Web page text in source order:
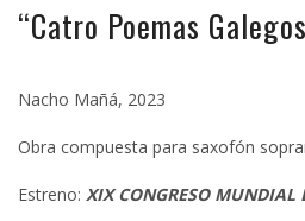
“Catro Poemas
Nacho Mañá, 2023
Obra compuesta para saxofón
Estreno: XIX CONGRESO MUNDIAL